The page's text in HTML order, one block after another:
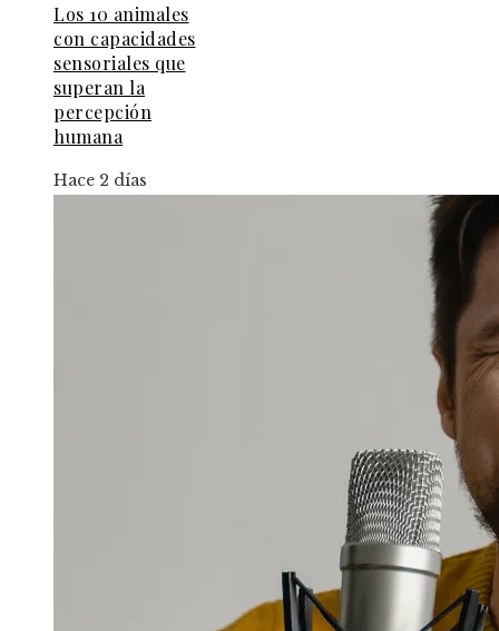
Los 10 animales
con capacidades
sensoriales que
superan la
percepción
humana
Hace 2 días